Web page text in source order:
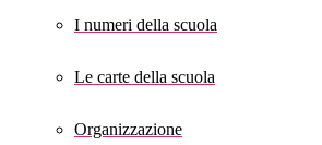
I numeri della scuola
Le carte della scuola
Organizzazione